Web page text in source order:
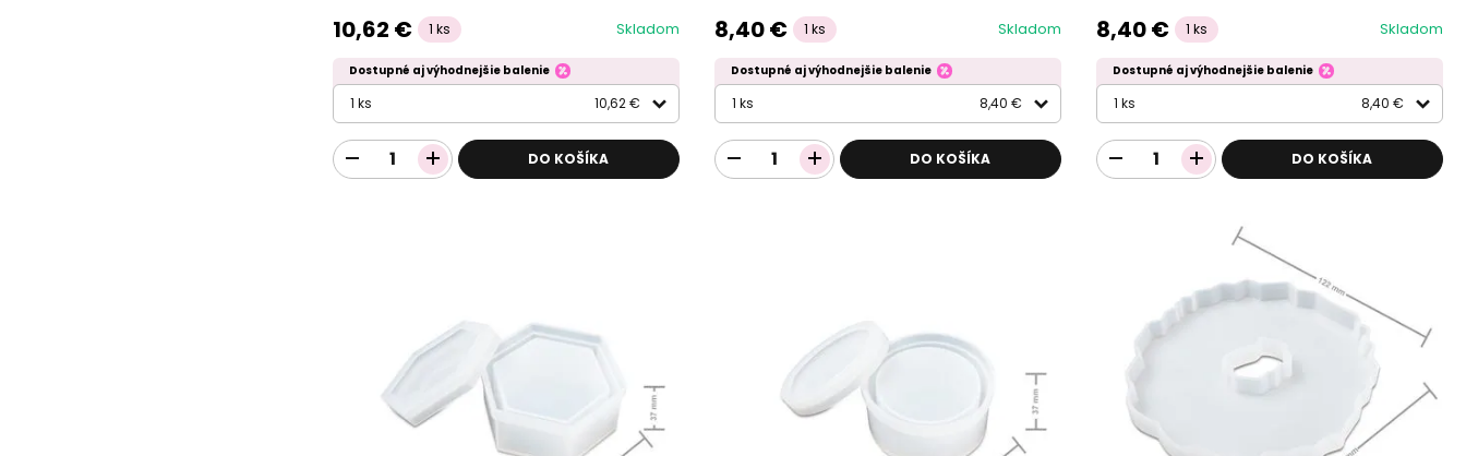
10,62 € 1 ks Skladom
Dostupné aj výhodnejšie balenie
1 ks 10,62 €
DO KOŠÍKA
8,40 € 1 ks Skladom
Dostupné aj výhodnejšie balenie
1 ks 8,40 €
DO KOŠÍKA
8,40 € 1 ks Skladom
Dostupné aj výhodnejšie balenie
1 ks 8,40 €
DO KOŠÍKA